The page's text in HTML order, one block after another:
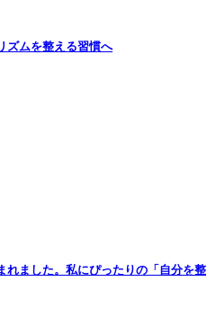
ズムを整える習慣へ
れました。私にぴったりの「自分を整